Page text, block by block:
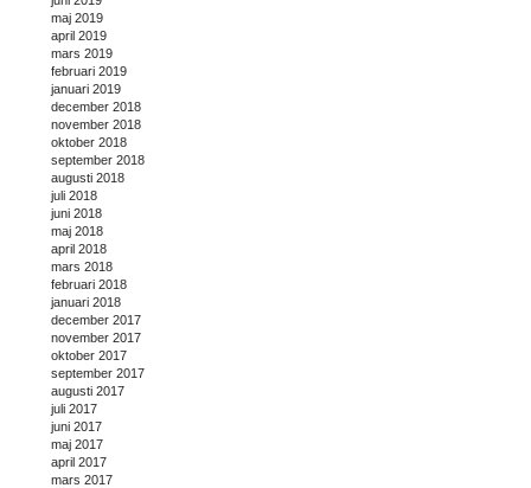
maj 2019
april 2019
mars 2019
februari 2019
januari 2019
december 2018
november 2018
oktober 2018
september 2018
augusti 2018
juli 2018
juni 2018
maj 2018
april 2018
mars 2018
februari 2018
januari 2018
december 2017
november 2017
oktober 2017
september 2017
augusti 2017
juli 2017
juni 2017
maj 2017
april 2017
mars 2017